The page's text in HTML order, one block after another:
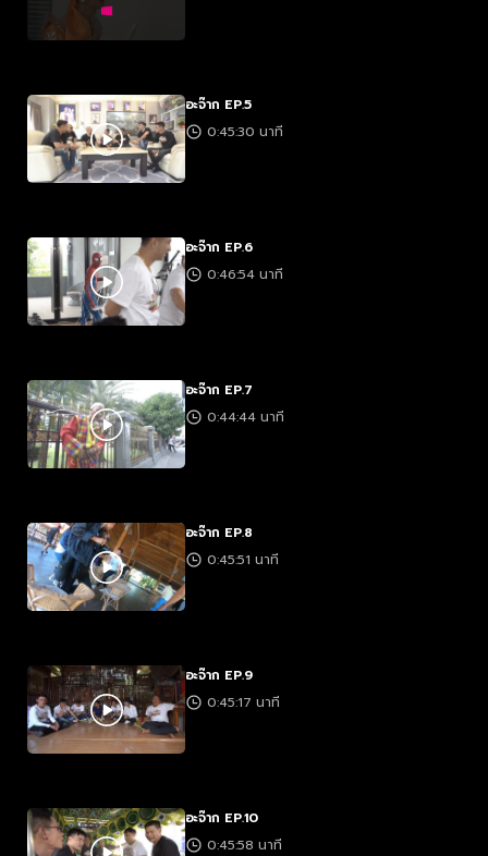
อะจ๊าก EP.5
0:45:30 นาที
อะจ๊าก EP.6
0:46:54 นาที
อะจ๊าก EP.7
0:44:44 นาที
อะจ๊าก EP.8
0:45:51 นาที
อะจ๊าก EP.9
0:45:17 นาที
อะจ๊าก EP.10
0:45:58 นาที